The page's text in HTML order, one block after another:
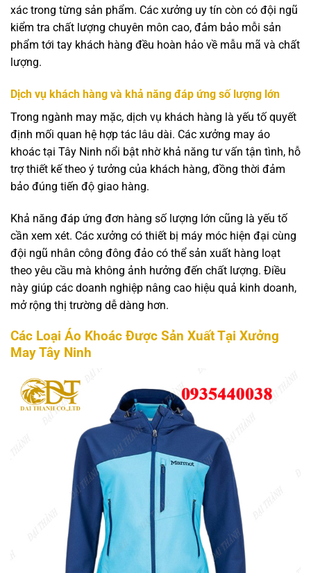
xác trong từng sản phẩm. Các xưởng uy tín còn có đội ngũ
kiểm tra chất lượng chuyên môn cao, đảm bảo mỗi sản
phẩm tới tay khách hàng đều hoàn hảo về mẫu mã và chất
lượng.
Dịch vụ khách hàng và khả năng đáp ứng số lượng lớn
Trong ngành may mặc, dịch vụ khách hàng là yếu tố quyết
định mối quan hệ hợp tác lâu dài. Các xưởng may áo
khoác tại Tây Ninh nổi bật nhờ khả năng tư vấn tận tình, hỗ
trợ thiết kế theo ý tưởng của khách hàng, đồng thời đảm
bảo đúng tiến độ giao hàng.
Khả năng đáp ứng đơn hàng số lượng lớn cũng là yếu tố
cần xem xét. Các xưởng có thiết bị máy móc hiện đại cùng
đội ngũ nhân công đông đảo có thể sản xuất hàng loạt
theo yêu cầu mà không ảnh hưởng đến chất lượng. Điều
này giúp các doanh nghiệp nâng cao hiệu quả kinh doanh,
mở rộng thị trường dễ dàng hơn.
Các Loại Áo Khoác Được Sản Xuất Tại Xưởng
May Tây Ninh